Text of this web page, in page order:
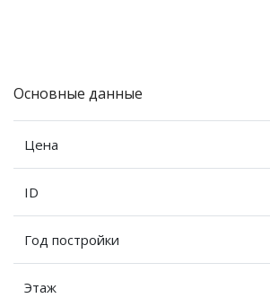
Основные данные
Цена
ID
Год постройки
Этаж